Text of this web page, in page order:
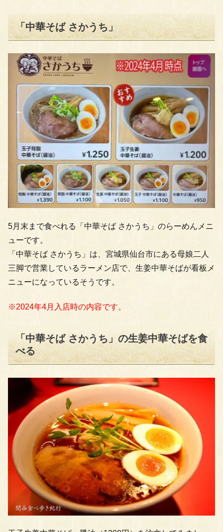
「中華そば さかうち」
5月末まで食べれる「中華そば さかうち」のらーめんメニ
ューです。
「中華そば さかうち」は、宮城県仙台市にある母娘二人
三脚で営業しているラーメン店で、生姜中華そばが看板メ
ニューになっているそうです。
※2024年4月入店時の内容です。
「中華そば さかうち」の生姜中華そばを食
べる